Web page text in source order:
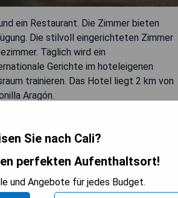
ein Restaurant. Die Zimmer bieten
Die stilvoll eingerichteten Zimmer
Täglich wird ein
Gerichte im hoteleigenen
trainieren. Das Hotel liegt 2 km von
Aragón.
Sie nach Cali?
perfekten Aufenthaltsort!
und Angebote für jedes Budget.